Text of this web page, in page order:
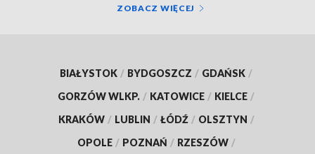
ZOBACZ WIĘCEJ
BIAŁYSTOK / BYDGOSZCZ / GDAŃSK /
GORZÓW WLKP. / KATOWICE / KIELCE /
KRAKÓW / LUBLIN / ŁÓDŹ / OLSZTYN /
OPOLE / POZNAŃ / RZESZÓW /